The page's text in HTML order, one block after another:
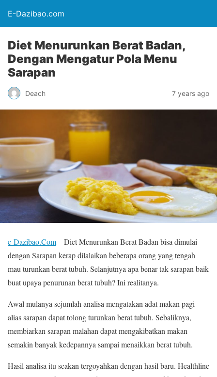
E-Dazibao.com
Diet Menurunkan Berat Badan,
Dengan Mengatur Pola Menu
Sarapan
Deach 7 years ago
e-Dazibao.Com– Diet Menurunkan Berat Badan bisa dimulai
dengan Sarapan kerap dilalaikan beberapa orang yang tengah
mau turunkan berat tubuh. Selanjutnya apa benar tak sarapan baik
buat upaya penurunan berat tubuh? Ini realitanya.
Awal mulanya sejumlah analisa mengatakan adat makan pagi
alias sarapan dapat tolong turunkan berat tubuh. Sebaliknya,
membiarkan sarapan malahan dapat mengakibatkan makan
semakin banyak kedepannya sampai menaikkan berat tubuh.
Hasil analisa itu seakan tergoyahkan dengan hasil baru. Healthline